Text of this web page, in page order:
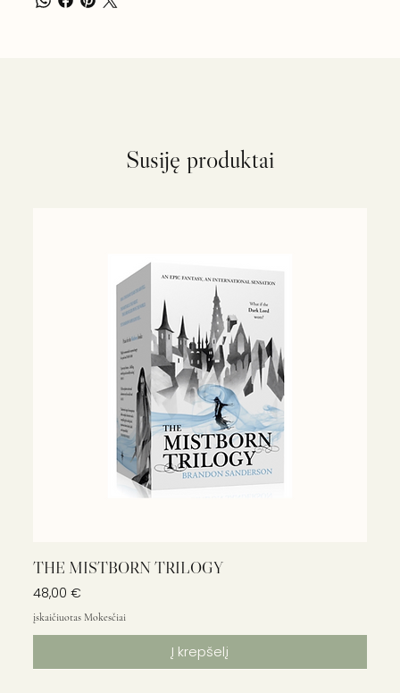
Susiję produktai
THE MISTBORN TRILOGY
Kaina
48,00 €
įskaičiuotas Mokesčiai
Į krepšelį